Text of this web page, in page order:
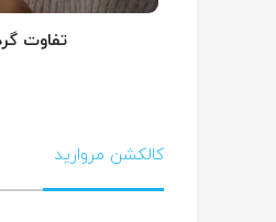
تفاوت
کالکشن مروارید